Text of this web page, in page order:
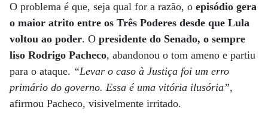
O problema é que, seja qual for a razão, o episódio gera
o maior atrito entre os Três Poderes desde que Lula
voltou ao poder. O presidente do Senado, o sempre
liso Rodrigo Pacheco, abandonou o tom ameno e partiu
para o ataque. “Levar o caso à Justiça foi um erro
primário do governo. Essa é uma vitória ilusória”,
afirmou Pacheco, visivelmente irritado.